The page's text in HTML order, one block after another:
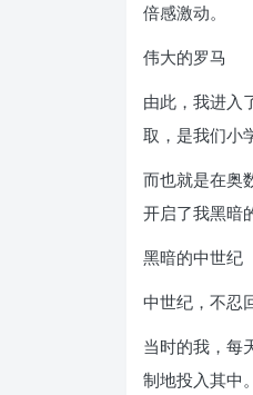
倍感激动。
伟大的罗马
由此，我进入
取，是我们小
而也就是在奥
开启了我黑暗
黑暗的中世纪
中世纪，不忍
当时的我，每
制地投入其中